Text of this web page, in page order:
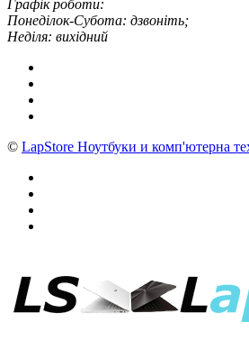
Графік роботи:
Понеділок-Субота: дзвоніть;
Неділя: вихідний
© LapStore Ноутбуки и комп'ютерна